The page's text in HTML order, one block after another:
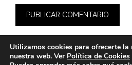
Utilizamos cookies para ofrecerte la
nuestra web. Ver Política de Cookies